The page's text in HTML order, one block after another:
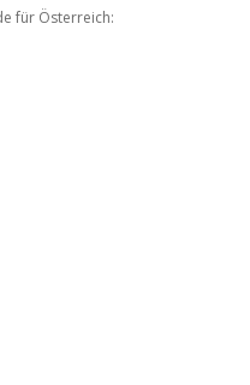
für Österreich: